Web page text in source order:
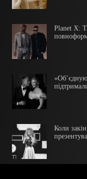
Planet X:
Коли